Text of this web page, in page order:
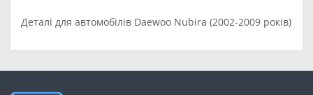
Деталі для автомобілів Daewoo Nubira (2002-2009 років)